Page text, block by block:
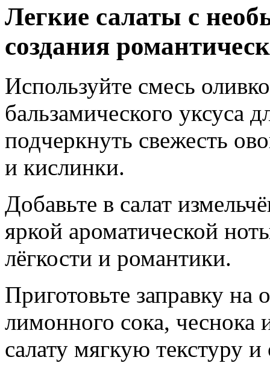
Легкие салаты с
создания
Используйте смесь
бальзамического уксуса
подчеркнуть свежесть
и кислинки.
Добавьте в салат
яркой ароматической
лёгкости и романтики.
Приготовьте заправку на
лимонного сока, чеснока
салату мягкую текстуру